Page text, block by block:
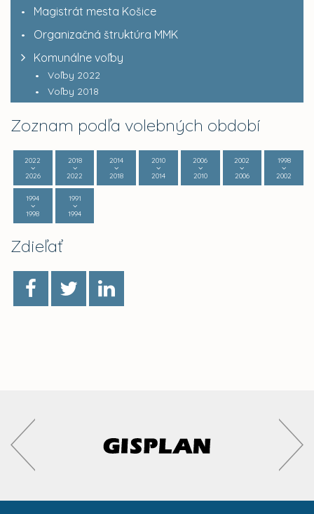
Magistrát mesta Košice
Organizačná štruktúra MMK
Komunálne voľby
Voľby 2022
Voľby 2018
Zoznam podľa volebných období
2022
2026
2018
2022
2014
2018
2010
2014
2006
2010
2002
2006
1998
2002
1994
1998
1991
1994
Zdieľať